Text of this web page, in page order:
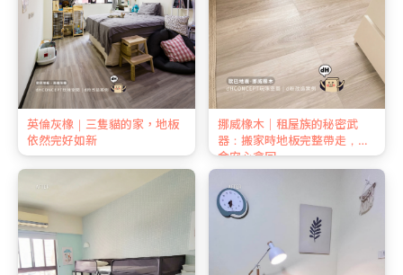
英倫灰橡｜三隻貓的家，地板
依然完好如新
挪威橡木｜租屋族的秘密武
器：搬家時地板完整帶走，押
金安心拿回